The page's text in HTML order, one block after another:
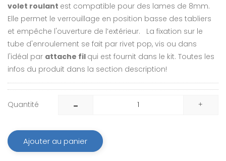
volet roulant est compatible pour des lames de 8mm.
Elle permet le verrouillage en position basse des tabliers
et empêche l'ouverture de l’extérieur. La fixation sur le
tube d'enroulement se fait par rivet pop, vis ou dans
l'idéal par attache fil qui est fournit dans le kit. Toutes les
infos du produit dans la section description!
Quantité
Ajouter au panier